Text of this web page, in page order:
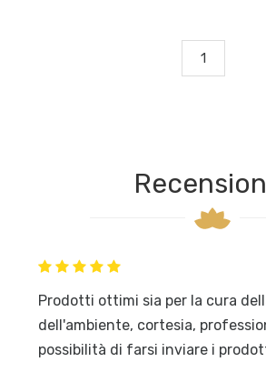
1
Prodotti ottimi sia per la cura
dell'ambiente, cortesia,
possibilità di farsi inviare i